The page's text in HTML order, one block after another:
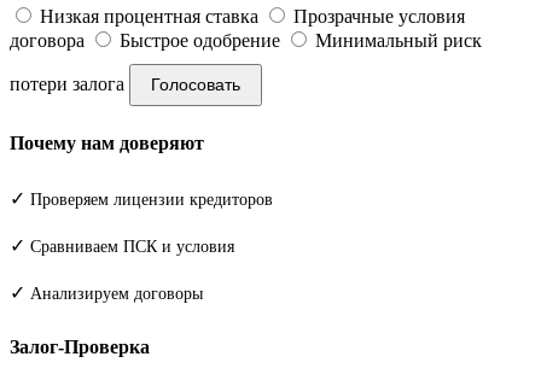
Низкая процентная ставка
Прозрачные условия
договора
Быстрое одобрение Минимальный риск
потери залога Голосовать
Почему нам доверяют
✓ Проверяем лицензии кредиторов
✓ Сравниваем ПСК и условия
✓ Анализируем договоры
Залог-Проверка